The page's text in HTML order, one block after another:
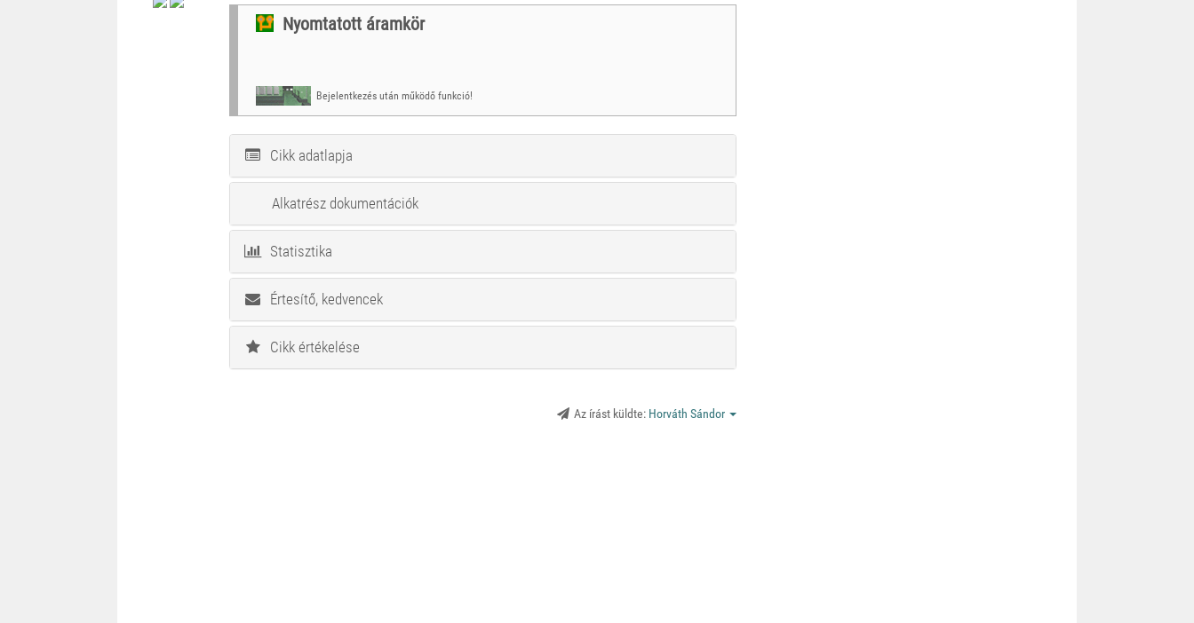
Nyomtatott áramkör
Bejelentkezés után működő funkció!
Cikk adatlapja
Alkatrész dokumentációk
Statisztika
Értesítő, kedvencek
Cikk értékelése
Az írást küldte: Horváth Sándor